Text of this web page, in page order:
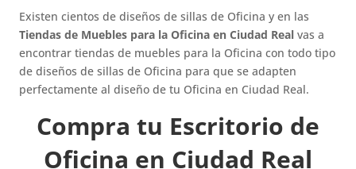
Existen cientos de diseños de sillas de Oficina y en las
Tiendas de Muebles para la Oficina en Ciudad Real vas a
encontrar tiendas de muebles para la Oficina con todo tipo
de diseños de sillas de Oficina para que se adapten
perfectamente al diseño de tu Oficina en Ciudad Real.
Compra tu Escritorio de
Oficina en Ciudad Real